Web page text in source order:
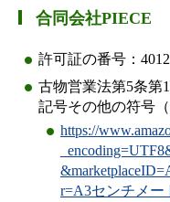
合同会社PIECE
許可証の番号：
古物営業法第5条第
記号その他の符号
https://
r=A3センチメー